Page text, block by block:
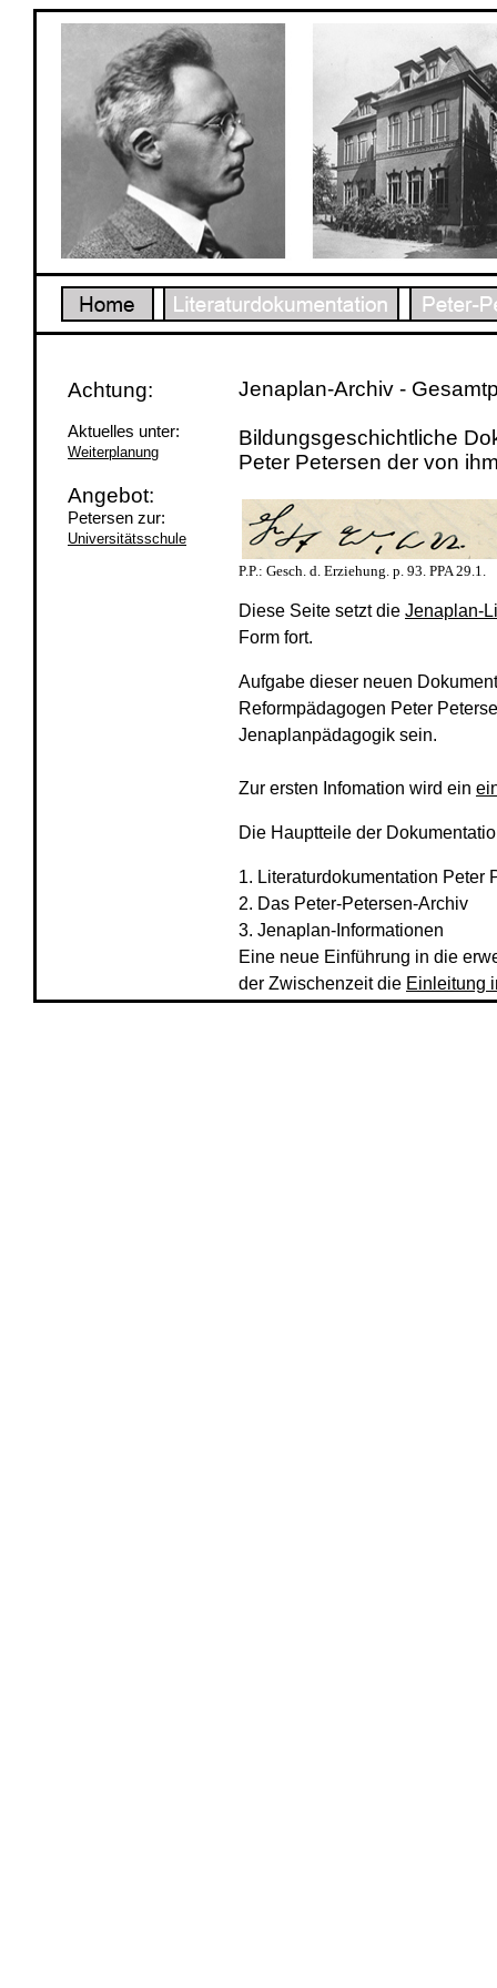
Achtung:
Aktuelles unter:
Weiterplanung
Angebot:
Petersen zur:
Universitätsschule
Jenaplan-Archiv -
Bildungsgeschichtliche
Peter Petersen der von
P.P.: Gesch. d. Erziehung. p. 93. PPA 29.1.
Diese Seite setzt die Jenaplan-
Form fort.
Aufgabe dieser neuen
Reformpädagogen Peter
Jenaplanpädagogik sein.
Zur ersten Infomation wird ein
Die Hauptteile der
1. Literaturdokumentation Peter
2. Das Peter-Petersen-Archiv
3. Jenaplan-Informationen
Eine neue Einführung in die
der Zwischenzeit die Einleitung